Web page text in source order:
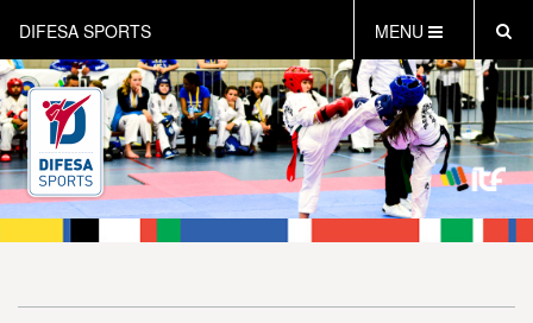
DIFESA SPORTS MENU
HOME
AKTUEEL
OVER DIFESA SPORTS
TAEKWON-DO
OPEN DUTCH
WEBSHOP